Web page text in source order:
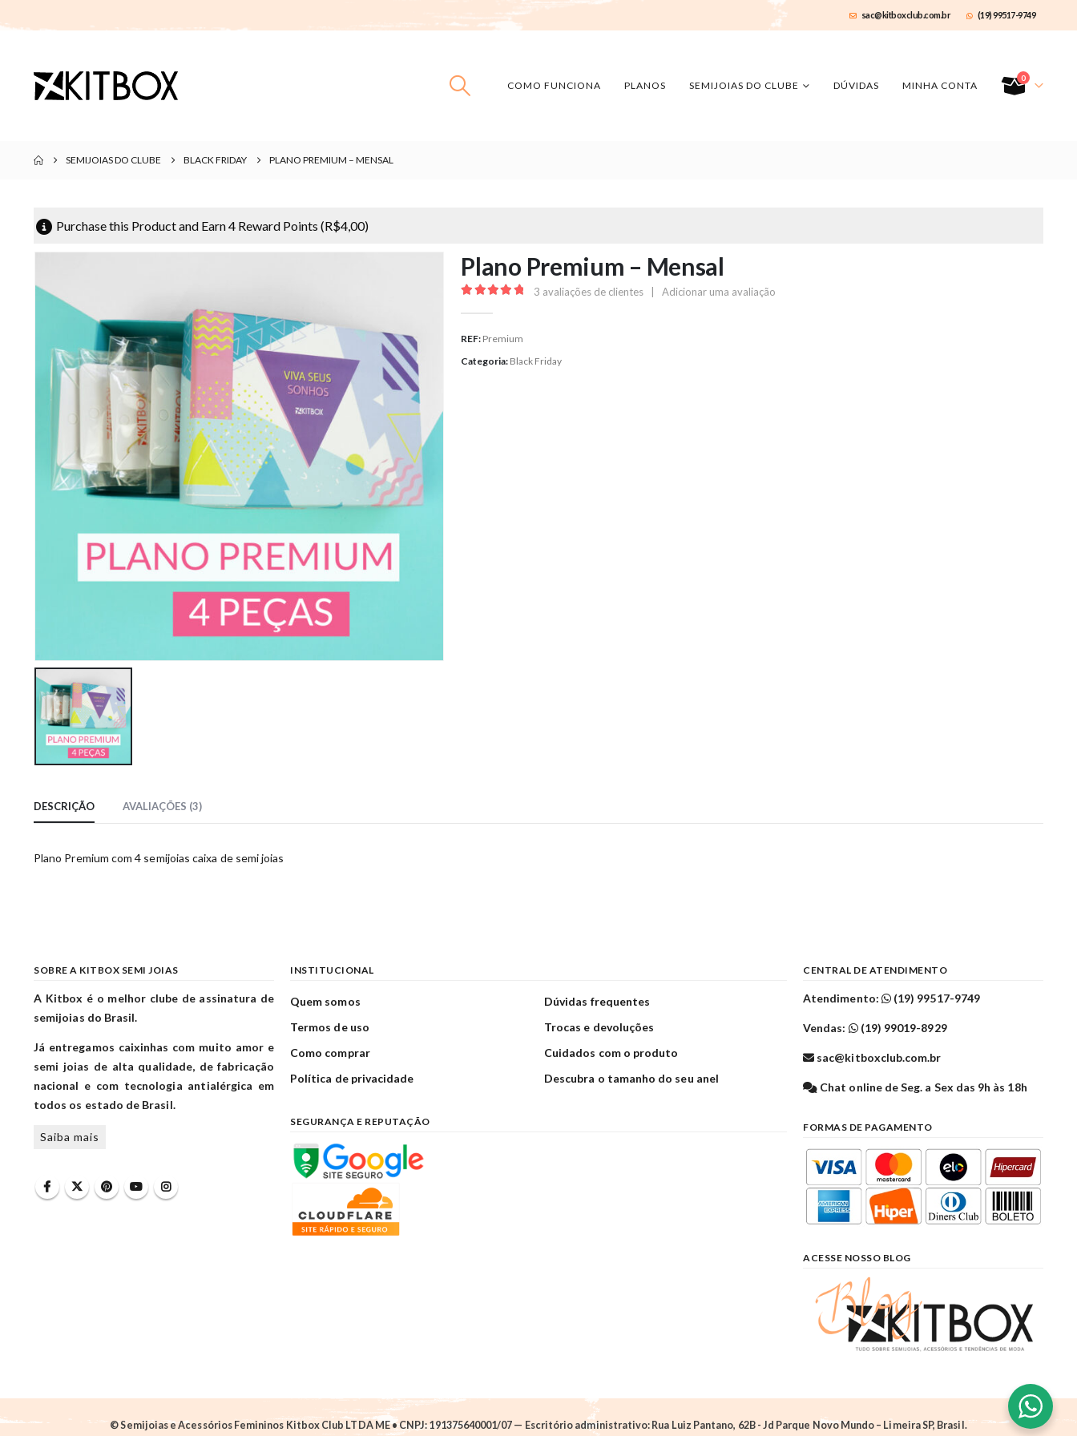
sac@kitboxclub.com.br (19) 99517-9749
COMO FUNCIONA PLANOS SEMIJOIAS DO CLUBE DÚVIDAS MINHA CONTA
0
SEMIJOIAS DO CLUBE BLACK FRIDAY PLANO PREMIUM – MENSAL
Purchase this Product and Earn 4 Reward Points (R$4,00)
Plano Premium – Mensal
3 avaliações de clientes Adicionar uma avaliação
REF: Premium
Categoria: Black Friday
DESCRIÇÃO AVALIAÇÕES (3)
Plano Premium com 4 semijoias caixa de semi joias
SOBRE A KITBOX SEMI JOIAS
A Kitbox é o melhor clube de assinatura de
semijoias do Brasil.
Já entregamos caixinhas com muito amor e
semi joias de alta qualidade, de fabricação
nacional e com tecnologia antialérgica em
todos os estado de Brasil.
Saiba mais
INSTITUCIONAL
Quem somos
Termos de uso
Como comprar
Política de privacidade
Dúvidas frequentes
Trocas e devoluções
Cuidados com o produto
Descubra o tamanho do seu anel
SEGURANÇA E REPUTAÇÃO
CENTRAL DE ATENDIMENTO
Atendimento: (19) 99517-9749
Vendas: (19) 99019-8929
sac@kitboxclub.com.br
Chat online de Seg. a Sex das 9h às 18h
FORMAS DE PAGAMENTO
ACESSE NOSSO BLOG
© Semijoias e Acessórios Femininos Kitbox Club LTDA ME • CNPJ: 191375640001/07 — Escritório administrativo: Rua Luiz Pantano, 62B - Jd Parque Novo Mundo – Limeira SP, Brasil.